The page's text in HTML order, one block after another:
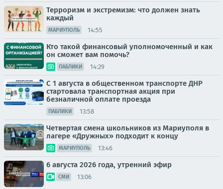
Терроризм и экстремизм: что должен знать
каждый
МАРИУПОЛЬ 14:55
Кто такой финансовый уполномоченный и как
он сможет вам помочь?
ПАБЛИКИ 14:29
С 1 августа в общественном транспорте ДНР
стартовала транспортная акция при
безналичной оплате проезда
ПАБЛИКИ 13:58
Четвертая смена школьников из Мариуполя в
лагере «Дружных» подходит к концу
МАРИУПОЛЬ 13:46
6 августа 2026 года, утренний эфир
СМИ 13:06